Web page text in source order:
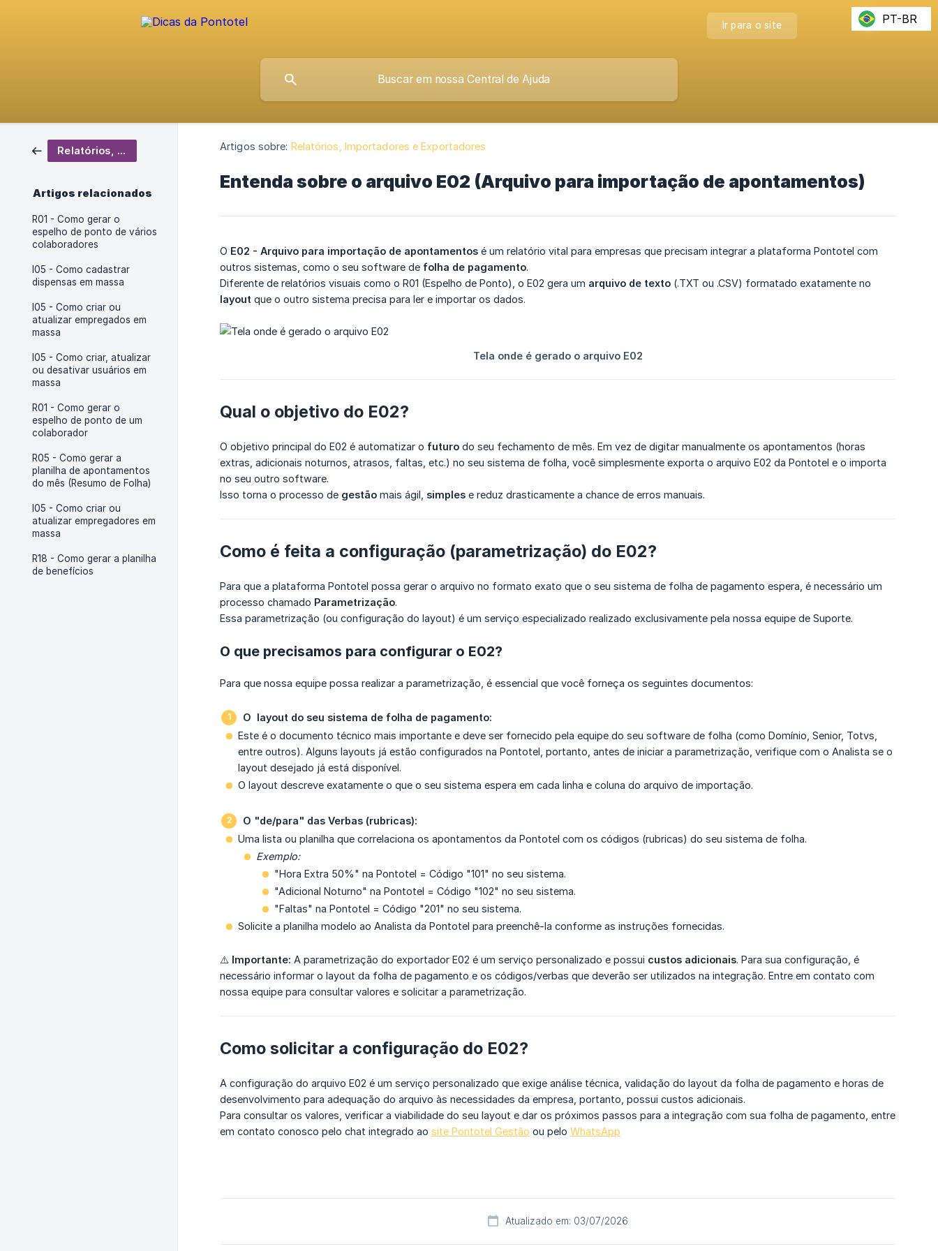
Ir para o site
Relatórios, Importadores e Exportadores
Artigos relacionados
R01 - Como gerar o
espelho de ponto de vários
colaboradores
I05 - Como cadastrar
dispensas em massa
I05 - Como criar ou
atualizar empregados em
massa
I05 - Como criar, atualizar
ou desativar usuários em
massa
R01 - Como gerar o
espelho de ponto de um
colaborador
R05 - Como gerar a
planilha de apontamentos
do mês (Resumo de Folha)
I05 - Como criar ou
atualizar empregadores em
massa
R18 - Como gerar a planilha
de benefícios
Artigos sobre: Relatórios, Importadores e Exportadores
Entenda sobre o arquivo E02 (Arquivo para importação de apontamentos)
O E02 - Arquivo para importação de apontamentos é um relatório vital para empresas que precisam integrar a plataforma Pontotel com
outros sistemas, como o seu software de folha de pagamento.
Diferente de relatórios visuais como o R01 (Espelho de Ponto), o E02 gera um arquivo de texto (.TXT ou .CSV) formatado exatamente no
layout que o outro sistema precisa para ler e importar os dados.
Qual o objetivo do E02?
O objetivo principal do E02 é automatizar o futuro do seu fechamento de mês. Em vez de digitar manualmente os apontamentos (horas
extras, adicionais noturnos, atrasos, faltas, etc.) no seu sistema de folha, você simplesmente exporta o arquivo E02 da Pontotel e o importa
no seu outro software.
Isso torna o processo de gestão mais ágil, simples e reduz drasticamente a chance de erros manuais.
Como é feita a configuração (parametrização) do E02?
Para que a plataforma Pontotel possa gerar o arquivo no formato exato que o seu sistema de folha de pagamento espera, é necessário um
processo chamado Parametrização.
Essa parametrização (ou configuração do layout) é um serviço especializado realizado exclusivamente pela nossa equipe de Suporte.
O que precisamos para configurar o E02?
Para que nossa equipe possa realizar a parametrização, é essencial que você forneça os seguintes documentos:
O  layout do seu sistema de folha de pagamento:
Este é o documento técnico mais importante e deve ser fornecido pela equipe do seu software de folha (como Domínio, Senior, Totvs,
entre outros). Alguns layouts já estão configurados na Pontotel, portanto, antes de iniciar a parametrização, verifique com o Analista se o
layout desejado já está disponível.
O layout descreve exatamente o que o seu sistema espera em cada linha e coluna do arquivo de importação.
O "de/para" das Verbas (rubricas):
Uma lista ou planilha que correlaciona os apontamentos da Pontotel com os códigos (rubricas) do seu sistema de folha.
Exemplo:
"Hora Extra 50%" na Pontotel = Código "101" no seu sistema.
"Adicional Noturno" na Pontotel = Código "102" no seu sistema.
"Faltas" na Pontotel = Código "201" no seu sistema.
Solicite a planilha modelo ao Analista da Pontotel para preenchê-la conforme as instruções fornecidas.
⚠️ Importante: A parametrização do exportador E02 é um serviço personalizado e possui custos adicionais. Para sua configuração, é
necessário informar o layout da folha de pagamento e os códigos/verbas que deverão ser utilizados na integração. Entre em contato com
nossa equipe para consultar valores e solicitar a parametrização.
Como solicitar a configuração do E02?
A configuração do arquivo E02 é um serviço personalizado que exige análise técnica, validação do layout da folha de pagamento e horas de
desenvolvimento para adequação do arquivo às necessidades da empresa, portanto, possui custos adicionais.
Para consultar os valores, verificar a viabilidade do seu layout e dar os próximos passos para a integração com sua folha de pagamento, entre
em contato conosco pelo chat integrado ao site Pontotel Gestão ou pelo WhatsApp
Atualizado em: 03/07/2026
PT-BR